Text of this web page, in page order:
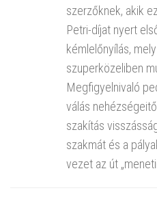
szerzőknek, akik
Petri-díjat nyert
kémlelőnyílás,
szuperközeliben
Megfigyelnivaló
válás
szakítás
szakmát és a
vezet az út